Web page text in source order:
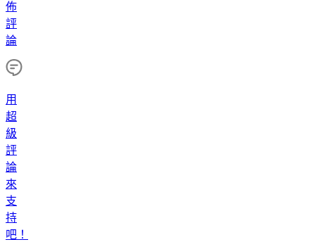
佈
評
論
用
超
級
評
論
來
支
持
吧！